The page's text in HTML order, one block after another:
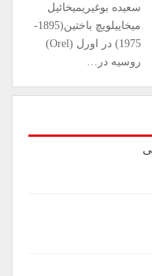
سعیده بوغیریمیخائیل
میخاییلویچ باختین(1895-
1975) در اورل (Orel)
روسیه در…